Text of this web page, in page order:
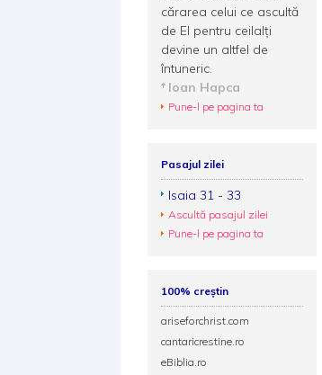
cărarea celui ce ascultă
de El pentru ceilalți
devine un altfel de
întuneric.
Ioan Hapca
Pune-l pe pagina ta
Pasajul zilei
Isaia 31 - 33
Ascultă pasajul zilei
Pune-l pe pagina ta
100% creștin
ariseforchrist.com
cantaricrestine.ro
eBiblia.ro